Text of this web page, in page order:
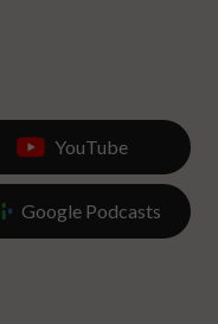
YouTube
Google Podcasts